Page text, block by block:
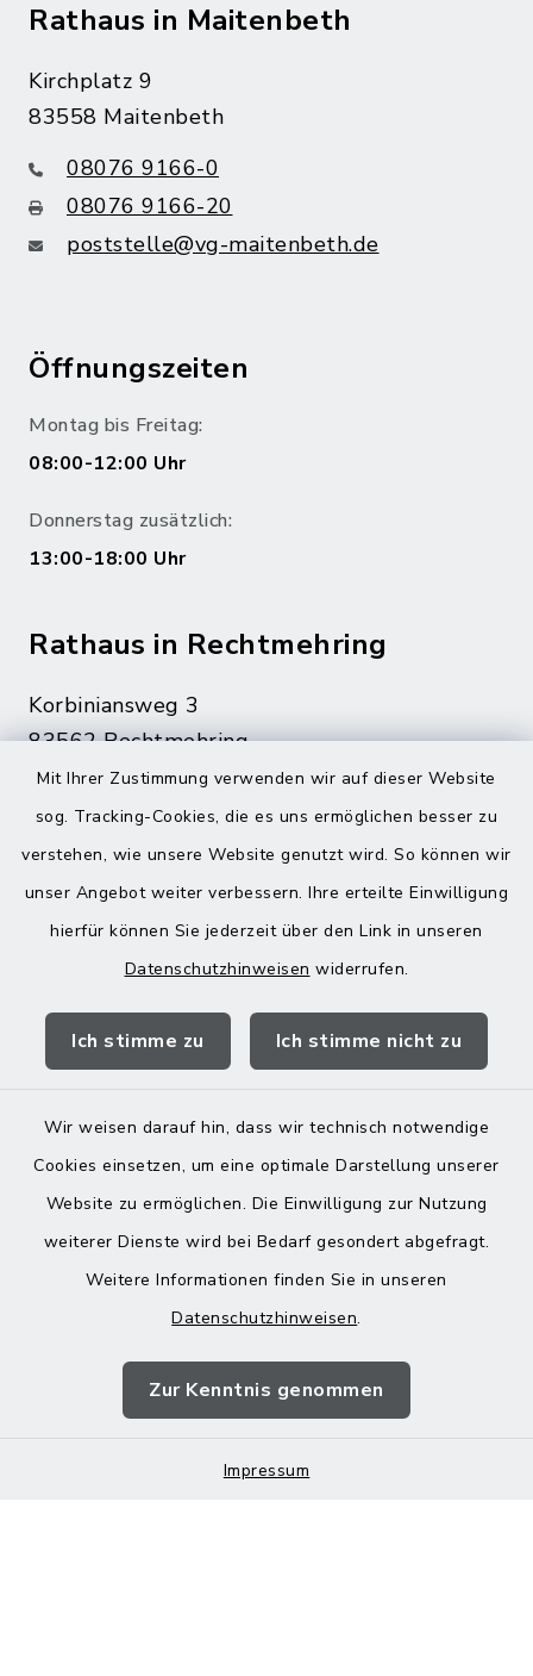
Mit Ihrer Zustimmung verwenden wir auf dieser Website
sog. Tracking-Cookies, die es uns ermöglichen besser zu
verstehen, wie unsere Website genutzt wird. So können wir
unser Angebot weiter verbessern. Ihre erteilte Einwilligung
hierfür können Sie jederzeit über den Link in unseren
Datenschutzhinweisen widerrufen.
Ich stimme zu Ich stimme nicht zu
Wir weisen darauf hin, dass wir technisch notwendige
Cookies einsetzen, um eine optimale Darstellung unserer
Website zu ermöglichen. Die Einwilligung zur Nutzung
weiterer Dienste wird bei Bedarf gesondert abgefragt.
Weitere Informationen finden Sie in unseren
Datenschutzhinweisen.
Zur Kenntnis genommen
Impressum
Rathaus in Maitenbeth
Kirchplatz 9
83558 Maitenbeth
08076 9166-0
08076 9166-20
poststelle@vg-maitenbeth.de
Öffnungszeiten
Montag bis Freitag:
08:00-12:00 Uhr
Donnerstag zusätzlich:
13:00-18:00 Uhr
Rathaus in Rechtmehring
Korbiniansweg 3
83562 Rechtmehring
08076 499
08076 8595
poststelle@vg-maitenbeth.de
Landratsamt Mühldorf
Barrierefreiheit
Impressum
Sitemap